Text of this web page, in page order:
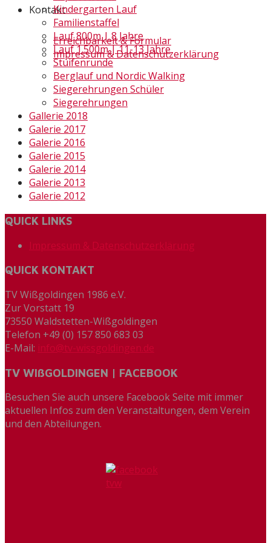
Kontakt
Erreichbarkeit & Formular
Impressum & Datenschutzerklärung
Kindergarten Lauf
Familienstaffel
Lauf 800m | 8 Jahre
Lauf 1.500m | 11-13 Jahre
Stuifenrunde
Berglauf und Nordic Walking
Siegerehrungen Schüler
Siegerehrungen
Gallerie 2018
Galerie 2017
Galerie 2016
Galerie 2015
Galerie 2014
Galerie 2013
Galerie 2012
QUICK LINKS
Impressum & Datenschutzerklärung
QUICK KONTAKT
TV Wißgoldingen 1986 e.V.
Zur Vorstatt 19
73550 Waldstetten-Wißgoldingen
Telefon +49 (0) 157 850 683 03
E-Mail: info@tv-wissgoldingen.de
TV WIßGOLDINGEN | FACEBOOK
Besuchen Sie auch unsere Facebook Seite mit immer
aktuellen Infos zum den Veranstaltungen, dem Verein
und den Abteilungen.